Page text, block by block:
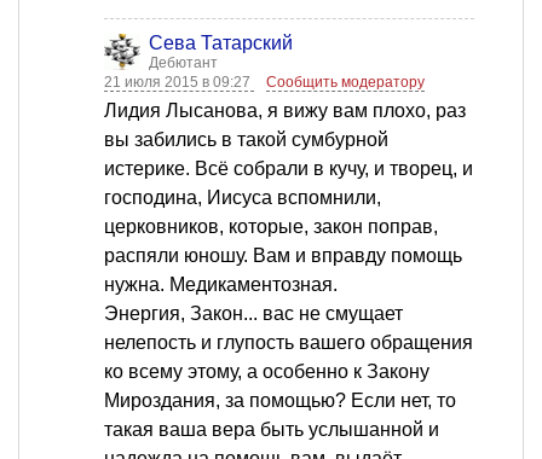
Сева Татарский
Дебютант
21 июля 2015 в 09:27
Сообщить модератору
Лидия Лысанова, я вижу вам плохо, раз
вы забились в такой сумбурной
истерике. Всё собрали в кучу, и творец, и
господина, Иисуса вспомнили,
церковников, которые, закон поправ,
распяли юношу. Вам и вправду помощь
нужна. Медикаментозная.
Энергия, Закон... вас не смущает
нелепость и глупость вашего обращения
ко всему этому, а особенно к Закону
Мироздания, за помощью? Если нет, то
такая ваша вера быть услышанной и